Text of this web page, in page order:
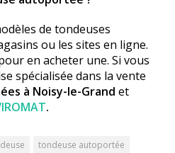
de tondeuses
ou les sites en ligne.
en acheter une. Si vous
spécialisée dans la vente
à Noisy-le-Grand et
.
tondeuse autoportée